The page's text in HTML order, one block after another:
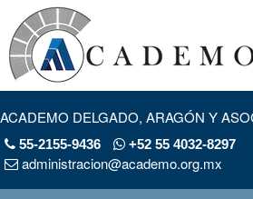
ACADEMO DELGADO, ARAGÓN Y
55-2155-9436 +52 55 4032-8297
administracion@academo.org.mx